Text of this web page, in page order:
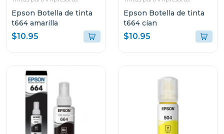
Epson Botella de tinta
t664 amarilla
$10.95
Epson Botella de tinta
t664 cian
$10.95